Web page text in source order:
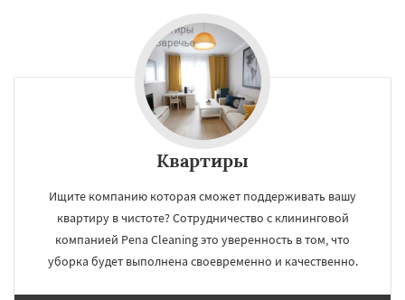
Квартиры
Ищите компанию которая сможет поддерживать вашу
квартиру в чистоте? Сотрудничество с клининговой
компанией Pena Cleaning это уверенность в том, что
уборка будет выполнена своевременно и качественно.